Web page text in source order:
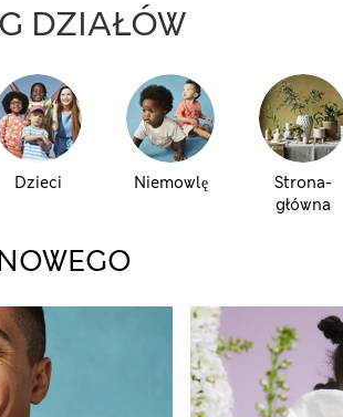
DZIAŁÓW
Dzieci Niemowlę
Strona-
główna